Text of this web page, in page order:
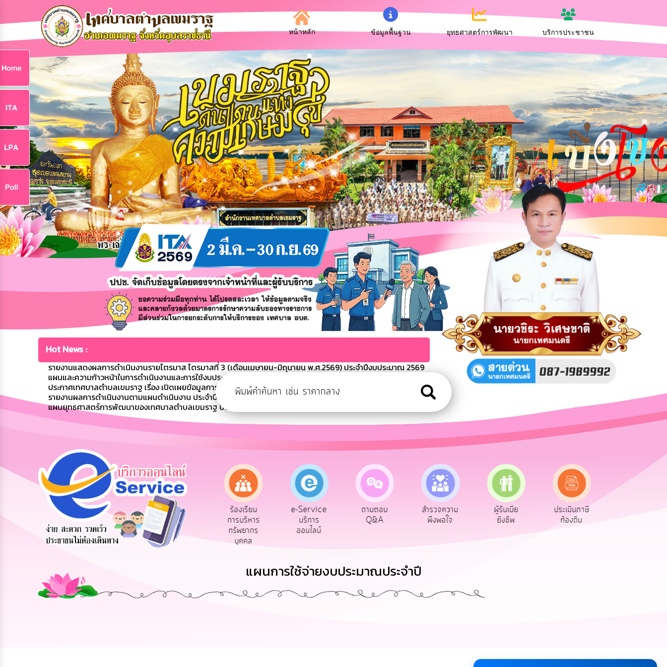
หน้าหลัก ข้อมูลพื้นฐาน ยุทธศาสตร์การพัฒนา บริการประชาชน
Hot News :
รายงานแสดงผลการดำเนินงานรายไตรมาส ไตรมาสที่ 3 (เดือนเมษายน-มิถุนายน พ.ศ.2569) ประจำปีงบประมาณ 2569
แผนและความก้าวหน้าในการดำเนินงานและการใช้งบประมาณประจำปี พ.ศ.2568
ประกาศเทศบาลตำบลเขมราฐ เรื่อง เปิดเผยข้อมูลการจ่ายขาดของเทศบาลตำบลเขมราฐ
รายงานผลการดำเนินงานตามแผนดำเนินงาน ประจำปีงบประมาณ 2568
แผนยุทธศาสตร์การพัฒนาของเทศบาลตำบลเขมราฐ ปีงบประมาณ พ.ศ.2569
รับฟังความ
ประชาชน
ร้องเรียน
ร้องทุกข์
ร้องเรียน
การทุจริต
ร้องเรียน
การบริหาร
ทรัพยากร
บุคคล
e-Service
บริการ
ออนไลน์
ถามตอบ
Q&A
สำรวจความ
พึงพอใจ
ผู้รับเบีย
ยังชีพ
ประเมินภาษี
ท้องถิ่น
แผนการใช้จ่ายงบประมาณประจำปี